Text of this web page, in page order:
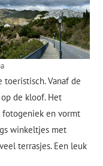
Vanaf de
de kloof. Het
fotogeniek en vormt
winkeltjes met
terrasjes. Een leuk